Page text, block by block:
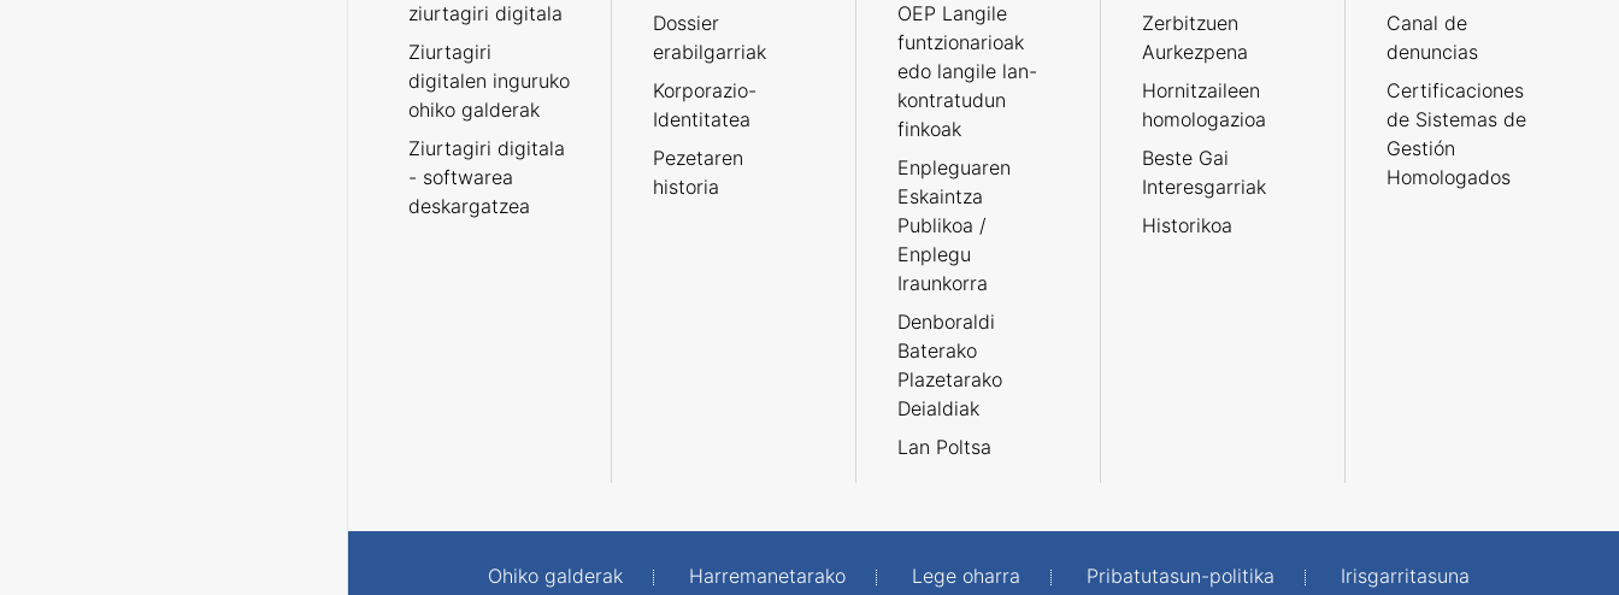
ziurtagiri digitala
Ziurtagiri
digitalen inguruko
ohiko galderak
Ziurtagiri digitala
- softwarea
deskargatzea
Dossier
erabilgarriak
Korporazio-
Identitatea
Pezetaren
historia
OEP Langile
funtzionarioak
edo langile lan-
kontratudun
finkoak
Enpleguaren
Eskaintza
Publikoa /
Enplegu
Iraunkorra
Denboraldi
Baterako
Plazetarako
Deialdiak
Lan Poltsa
Zerbitzuen
Aurkezpena
Hornitzaileen
homologazioa
Beste Gai
Interesgarriak
Historikoa
Canal de
denuncias
Certificaciones
de Sistemas de
Gestión
Homologados
Ohiko galderak Harremanetarako Lege oharra Pribatutasun-politika Irisgarritasuna